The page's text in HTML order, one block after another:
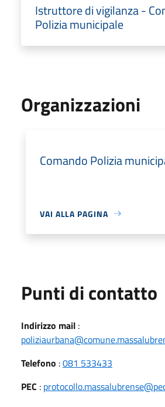
Istruttore di vigilanza -
Polizia municipale
Organizzazioni
Comando Polizia
VAI ALLA PAGINA
Punti di contatto
Indirizzo mail :
Telefono :081 533433
PEC :